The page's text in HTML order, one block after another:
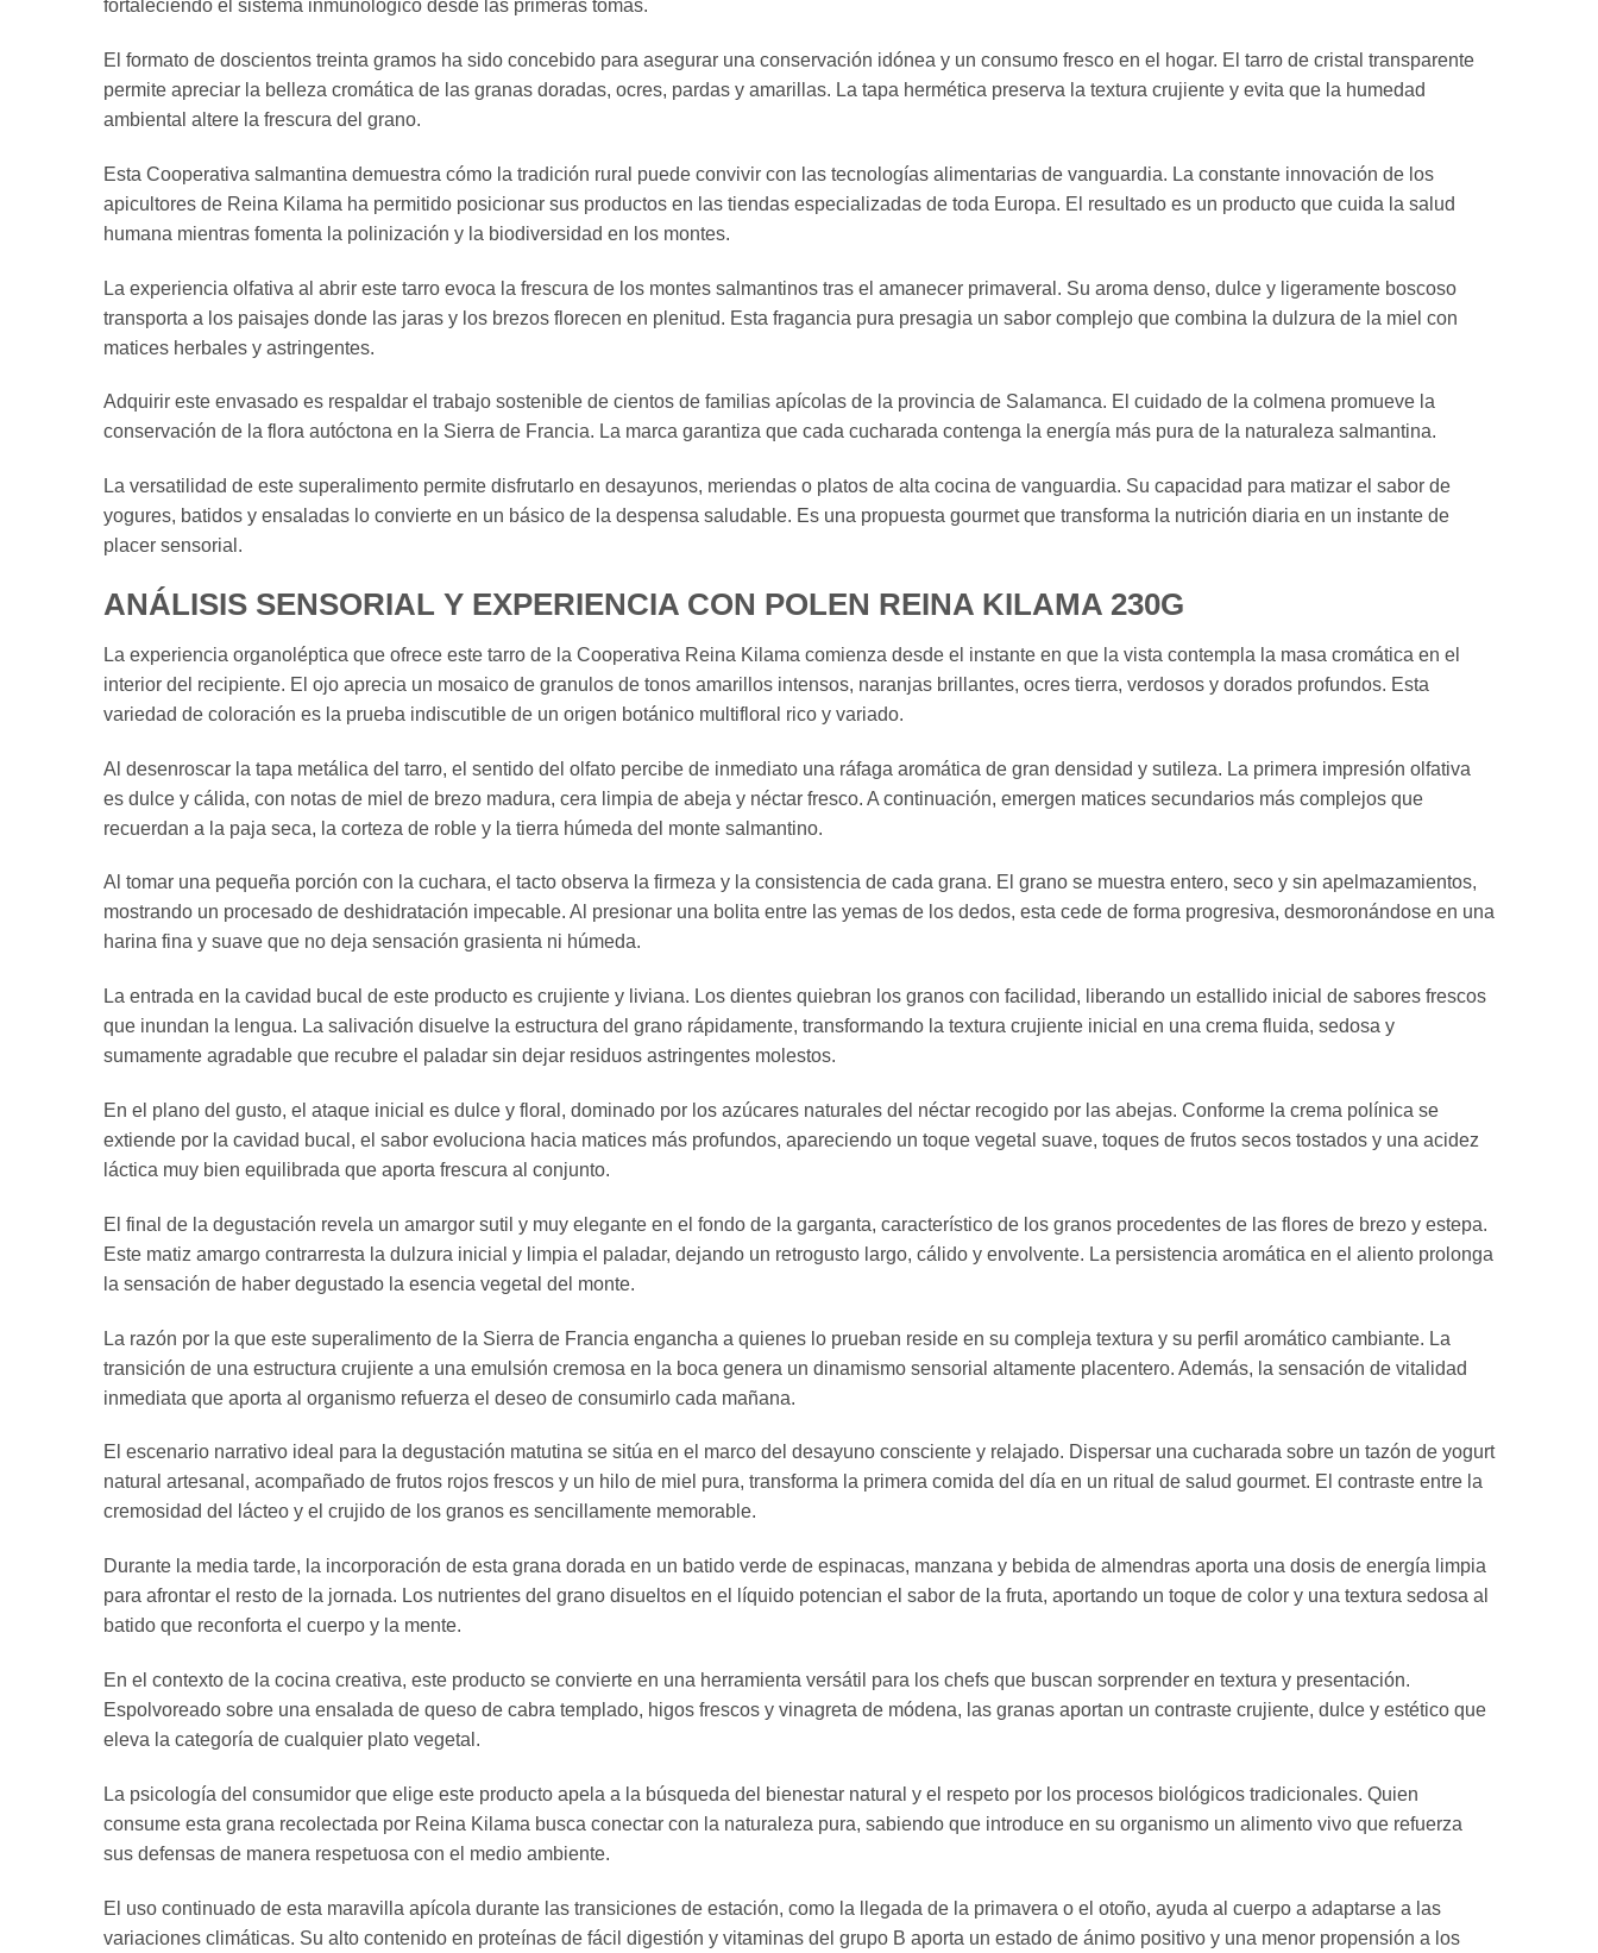
fortaleciendo el sistema inmunológico desde las primeras tomas.
El formato de doscientos treinta gramos ha sido concebido para asegurar una conservación idónea y un consumo fresco en el hogar. El tarro de cristal transparente
permite apreciar la belleza cromática de las granas doradas, ocres, pardas y amarillas. La tapa hermética preserva la textura crujiente y evita que la humedad
ambiental altere la frescura del grano.
Esta Cooperativa salmantina demuestra cómo la tradición rural puede convivir con las tecnologías alimentarias de vanguardia. La constante innovación de los
apicultores de Reina Kilama ha permitido posicionar sus productos en las tiendas especializadas de toda Europa. El resultado es un producto que cuida la salud
humana mientras fomenta la polinización y la biodiversidad en los montes.
La experiencia olfativa al abrir este tarro evoca la frescura de los montes salmantinos tras el amanecer primaveral. Su aroma denso, dulce y ligeramente boscoso
transporta a los paisajes donde las jaras y los brezos florecen en plenitud. Esta fragancia pura presagia un sabor complejo que combina la dulzura de la miel con
matices herbales y astringentes.
Adquirir este envasado es respaldar el trabajo sostenible de cientos de familias apícolas de la provincia de Salamanca. El cuidado de la colmena promueve la
conservación de la flora autóctona en la Sierra de Francia. La marca garantiza que cada cucharada contenga la energía más pura de la naturaleza salmantina.
La versatilidad de este superalimento permite disfrutarlo en desayunos, meriendas o platos de alta cocina de vanguardia. Su capacidad para matizar el sabor de
yogures, batidos y ensaladas lo convierte en un básico de la despensa saludable. Es una propuesta gourmet que transforma la nutrición diaria en un instante de
placer sensorial.
ANÁLISIS SENSORIAL Y EXPERIENCIA CON POLEN REINA KILAMA 230G
La experiencia organoléptica que ofrece este tarro de la Cooperativa Reina Kilama comienza desde el instante en que la vista contempla la masa cromática en el
interior del recipiente. El ojo aprecia un mosaico de granulos de tonos amarillos intensos, naranjas brillantes, ocres tierra, verdosos y dorados profundos. Esta
variedad de coloración es la prueba indiscutible de un origen botánico multifloral rico y variado.
Al desenroscar la tapa metálica del tarro, el sentido del olfato percibe de inmediato una ráfaga aromática de gran densidad y sutileza. La primera impresión olfativa
es dulce y cálida, con notas de miel de brezo madura, cera limpia de abeja y néctar fresco. A continuación, emergen matices secundarios más complejos que
recuerdan a la paja seca, la corteza de roble y la tierra húmeda del monte salmantino.
Al tomar una pequeña porción con la cuchara, el tacto observa la firmeza y la consistencia de cada grana. El grano se muestra entero, seco y sin apelmazamientos,
mostrando un procesado de deshidratación impecable. Al presionar una bolita entre las yemas de los dedos, esta cede de forma progresiva, desmoronándose en una
harina fina y suave que no deja sensación grasienta ni húmeda.
La entrada en la cavidad bucal de este producto es crujiente y liviana. Los dientes quiebran los granos con facilidad, liberando un estallido inicial de sabores frescos
que inundan la lengua. La salivación disuelve la estructura del grano rápidamente, transformando la textura crujiente inicial en una crema fluida, sedosa y
sumamente agradable que recubre el paladar sin dejar residuos astringentes molestos.
En el plano del gusto, el ataque inicial es dulce y floral, dominado por los azúcares naturales del néctar recogido por las abejas. Conforme la crema polínica se
extiende por la cavidad bucal, el sabor evoluciona hacia matices más profundos, apareciendo un toque vegetal suave, toques de frutos secos tostados y una acidez
láctica muy bien equilibrada que aporta frescura al conjunto.
El final de la degustación revela un amargor sutil y muy elegante en el fondo de la garganta, característico de los granos procedentes de las flores de brezo y estepa.
Este matiz amargo contrarresta la dulzura inicial y limpia el paladar, dejando un retrogusto largo, cálido y envolvente. La persistencia aromática en el aliento prolonga
la sensación de haber degustado la esencia vegetal del monte.
La razón por la que este superalimento de la Sierra de Francia engancha a quienes lo prueban reside en su compleja textura y su perfil aromático cambiante. La
transición de una estructura crujiente a una emulsión cremosa en la boca genera un dinamismo sensorial altamente placentero. Además, la sensación de vitalidad
inmediata que aporta al organismo refuerza el deseo de consumirlo cada mañana.
El escenario narrativo ideal para la degustación matutina se sitúa en el marco del desayuno consciente y relajado. Dispersar una cucharada sobre un tazón de yogurt
natural artesanal, acompañado de frutos rojos frescos y un hilo de miel pura, transforma la primera comida del día en un ritual de salud gourmet. El contraste entre la
cremosidad del lácteo y el crujido de los granos es sencillamente memorable.
Durante la media tarde, la incorporación de esta grana dorada en un batido verde de espinacas, manzana y bebida de almendras aporta una dosis de energía limpia
para afrontar el resto de la jornada. Los nutrientes del grano disueltos en el líquido potencian el sabor de la fruta, aportando un toque de color y una textura sedosa al
batido que reconforta el cuerpo y la mente.
En el contexto de la cocina creativa, este producto se convierte en una herramienta versátil para los chefs que buscan sorprender en textura y presentación.
Espolvoreado sobre una ensalada de queso de cabra templado, higos frescos y vinagreta de módena, las granas aportan un contraste crujiente, dulce y estético que
eleva la categoría de cualquier plato vegetal.
La psicología del consumidor que elige este producto apela a la búsqueda del bienestar natural y el respeto por los procesos biológicos tradicionales. Quien
consume esta grana recolectada por Reina Kilama busca conectar con la naturaleza pura, sabiendo que introduce en su organismo un alimento vivo que refuerza
sus defensas de manera respetuosa con el medio ambiente.
El uso continuado de esta maravilla apícola durante las transiciones de estación, como la llegada de la primavera o el otoño, ayuda al cuerpo a adaptarse a las
variaciones climáticas. Su alto contenido en proteínas de fácil digestión y vitaminas del grupo B aporta un estado de ánimo positivo y una menor propensión a los